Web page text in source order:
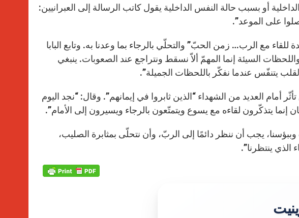
أو بسبب حالة النفس الداخلية يقول كاتب الرسالة إلى العبرانيين:
على الموعد”.
للقاء مع الرب… زمن الحبّ” والتحلّي بالرجاء بما وعدنا به. وتابع البابا
السيئة إنما المهمّ ألاّ نسقط ونتراجع عند الصعوبات. ينبغي
يتنفّس عندما نفكّر باللحظات الجميلة”.
تأثّر أمام العديد من الشهداء “الذين ثابروا في إيمانهم”. وقال: “نجد اليوم
إنما يتذكّرون لقاءه مع يسوع ويتمتّعون بالرجاء ويسيرون إلى الأمام”.
يجب أن ننظر دائمًا إلى الربّ، وأن نتحلّى بمثابرة الصليب،
ينتظرنا”.